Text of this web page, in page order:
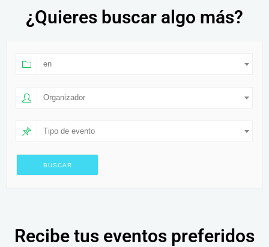
¿Quieres buscar algo más?
en
Organizador
Tipo de evento
Recibe tus eventos preferidos